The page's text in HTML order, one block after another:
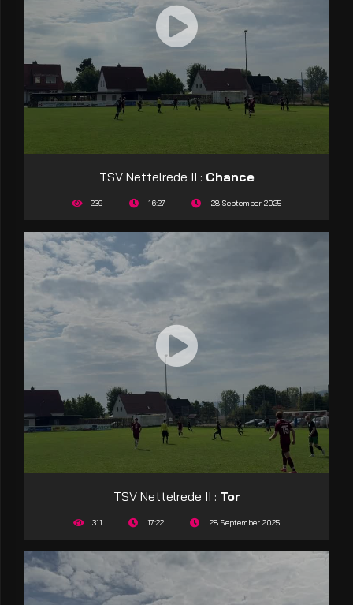
TSV Nettelrede II : Chance
239 16:27 28 September 2025
TSV Nettelrede II : Tor
311 17:22 28 September 2025